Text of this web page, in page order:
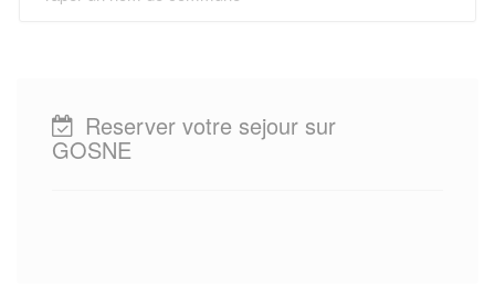
Reserver votre sejour sur
GOSNE